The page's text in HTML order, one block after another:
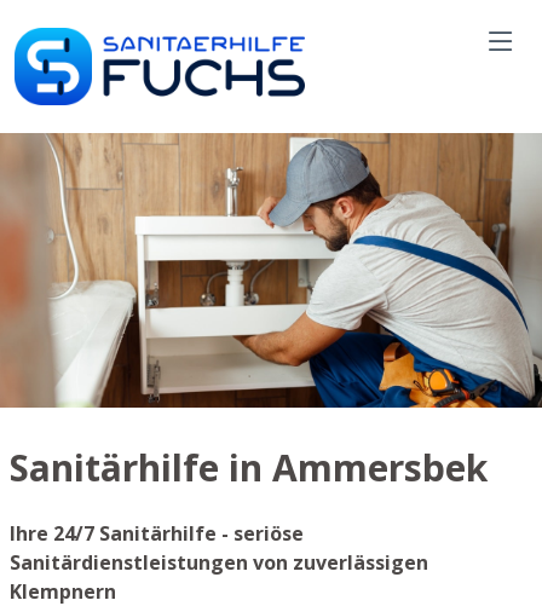
Sanitärhilfe in Ammersbek
Ihre 24/7 Sanitärhilfe - seriöse
Sanitärdienstleistungen von zuverlässigen
Klempnern